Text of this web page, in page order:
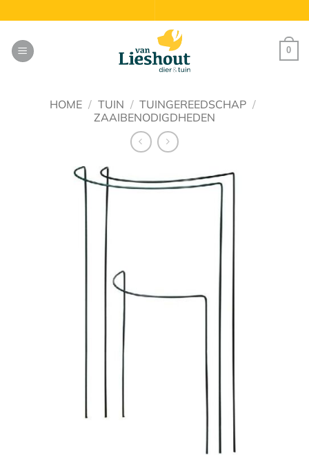
naar
inhoud
0
HOME / TUIN / TUINGEREEDSCHAP /
ZAAIBENODIGDHEDEN